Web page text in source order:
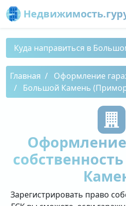
Куда направиться в
Главная
Оформление
Большой Камень
Зарегистрировать право